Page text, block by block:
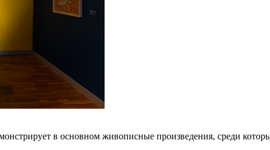
в основном живописные произведения, среди